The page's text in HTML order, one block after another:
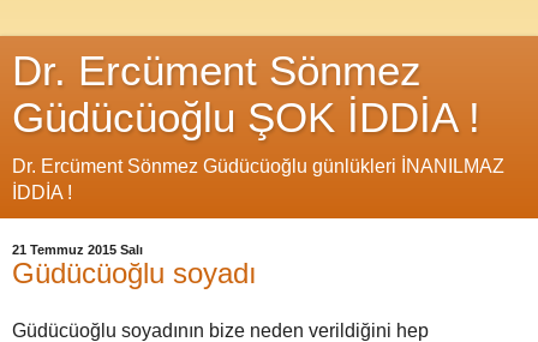
Dr. Ercüment Sönmez
Güdücüoğlu ŞOK İDDİA !
Dr. Ercüment Sönmez Güdücüoğlu günlükleri İNANILMAZ
İDDİA !
21 Temmuz 2015 Salı
Güdücüoğlu soyadı
Güdücüoğlu soyadının bize neden verildiğini hep